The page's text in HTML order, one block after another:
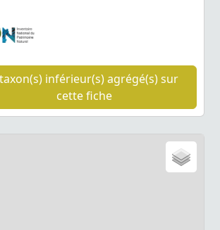
inférieur(s) agrégé(s) sur
cette fiche